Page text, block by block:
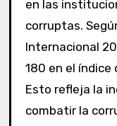
en las
corruptas.
Internacional
180 en el índice
Esto refleja la
combatir la